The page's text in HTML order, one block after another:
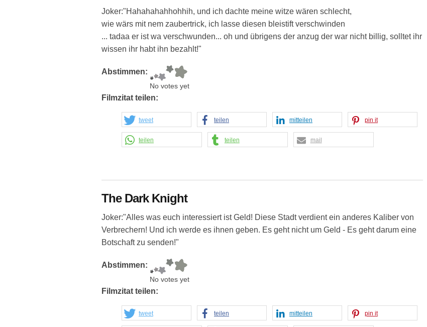
Joker:"Hahahahahhohhih, und ich dachte meine witze wären schlecht,
wie wärs mit nem zaubertrick, ich lasse diesen bleistift verschwinden
... tadaa er ist wa verschwunden... oh und übrigens der anzug der war nicht billig, solltet ihr
wissen ihr habt ihn bezahlt!"
Abstimmen:
No votes yet
Filmzitat teilen:
tweet teilen mitteilen pin it
teilen teilen mail
The Dark Knight
Joker:"Alles was euch interessiert ist Geld! Diese Stadt verdient ein anderes Kaliber von
Verbrechern! Und ich werde es ihnen geben. Es geht nicht um Geld - Es geht darum eine
Botschaft zu senden!"
Abstimmen:
No votes yet
Filmzitat teilen:
tweet teilen mitteilen pin it